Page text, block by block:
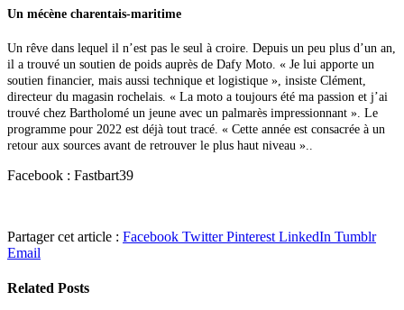
Un mécène charentais-maritime
Un rêve dans lequel il n’est pas le seul à croire. Depuis un peu plus d’un an,
il a trouvé un soutien de poids auprès de Dafy Moto. « Je lui apporte un
soutien financier, mais aussi technique et logistique », insiste Clément,
directeur du magasin rochelais. « La moto a toujours été ma passion et j’ai
trouvé chez Bartholomé un jeune avec un palmarès impressionnant ». Le
programme pour 2022 est déjà tout tracé. « Cette année est consacrée à un
retour aux sources avant de retrouver le plus haut niveau »..
Facebook : Fastbart39
Partager cet article : Facebook Twitter Pinterest LinkedIn Tumblr
Email
Related Posts